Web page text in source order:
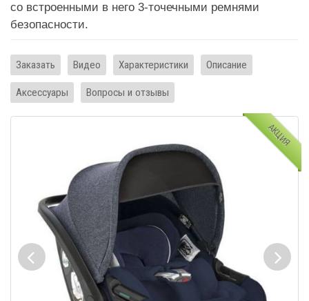
со встроенными в него 3-точечными ремнями
безопасности.
Заказать Видео Характеристики Описание
Аксессуары Вопросы и отзывы
АКЦИЯ